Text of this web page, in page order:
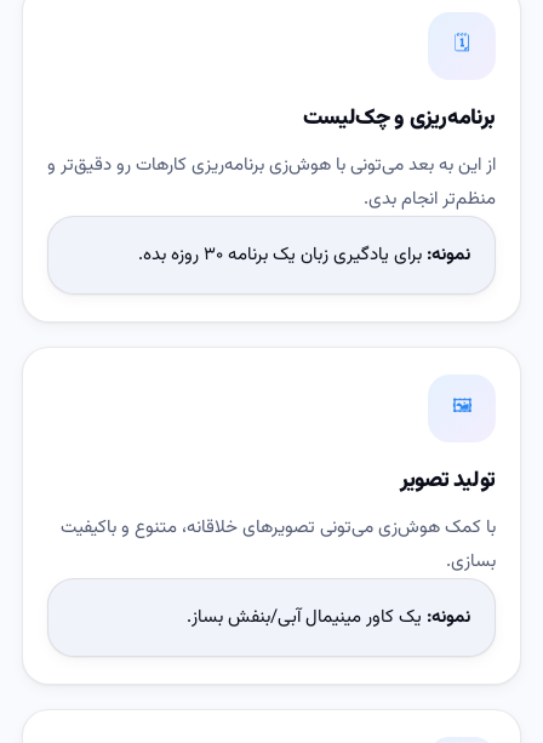
🗓️
برنامه‌ریزی و چک‌لیست
از این به بعد می‌تونی با هوش‌زی برنامه‌ریزی کارهات رو دقیق‌تر و
منظم‌تر انجام بدی.
نمونه: برای یادگیری زبان یک برنامه ۳۰ روزه بده.
🖼️
تولید تصویر
با کمک هوش‌زی می‌تونی تصویرهای خلاقانه، متنوع و باکیفیت
بسازی.
نمونه: یک کاور مینیمال آبی/بنفش بساز.